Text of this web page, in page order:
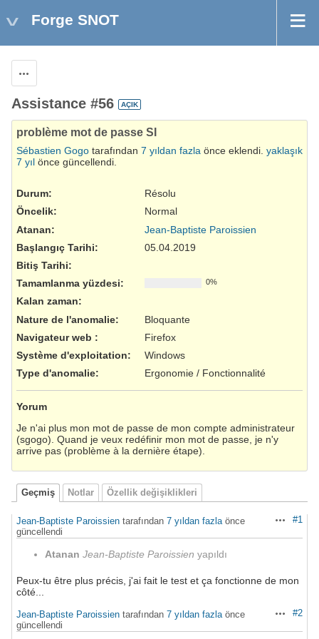
Forge SNOT
Assistance #56 AÇIK
problème mot de passe SI
Sébastien Gogo tarafından 7 yıldan fazla önce eklendi. yaklaşık
7 yıl önce güncellendi.
Durum:
Résolu
Öncelik:
Normal
Atanan:
Jean-Baptiste Paroissien
Başlangıç Tarihi:
05.04.2019
Bitiş Tarihi:
Tamamlanma yüzdesi:
0%
Kalan zaman:
Nature de l'anomalie:
Bloquante
Navigateur web :
Firefox
Système d'exploitation:
Windows
Type d'anomalie: Ergonomie / Fonctionnalité
Yorum
Je n'ai plus mon mot de passe de mon compte administrateur
(sgogo). Quand je veux redéfinir mon mot de passe, je n'y
arrive pas (problème à la dernière étape).
Geçmiş Notlar Özellik değişiklikleri
Aksiyonlar
#1
Jean-Baptiste Paroissien tarafından 7 yıldan fazla önce
güncellendi
Atanan Jean-Baptiste Paroissien yapıldı
Peux-tu être plus précis, j'ai fait le test et ça fonctionne de mon
côté...
Aksiyonlar
#2
Jean-Baptiste Paroissien tarafından 7 yıldan fazla önce
güncellendi